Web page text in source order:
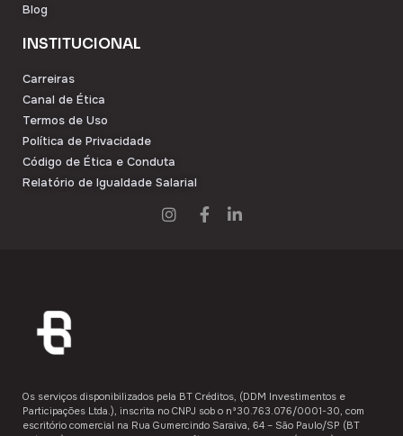
Blog
INSTITUCIONAL
Carreiras
Canal de Ética
Termos de Uso
Política de Privacidade
Código de Ética e Conduta
Relatório de Igualdade Salarial
Os serviços disponibilizados pela ​BT Créditos,​ (DDM Investimentos e
Participações Ltda.), inscrita no CNPJ sob o nº30.763.076/0001-30, com
escritório comercial na Rua Gumercindo Saraiva, 64 – São Paulo/SP (BT